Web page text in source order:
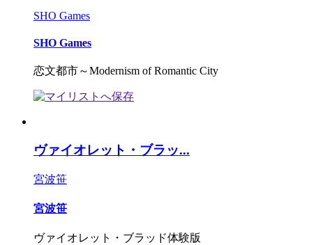
SHO Games
SHO Games
恋文都市～Modernism of Romantic City
ヴァイオレット・ブラッ...
宮波笹
宮波笹
ヴァイオレット・ブラッド体験版